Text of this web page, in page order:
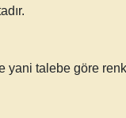
yani talebe göre